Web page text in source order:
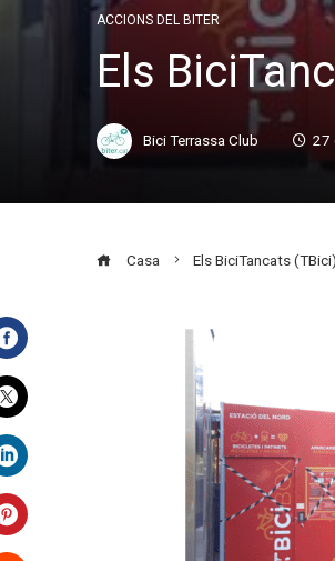
ACCIONS DEL BITER
Els
Bici Terrassa Club 27
Casa Els BiciTancats
Facebook
Twitter
LinkedIn
Pinterest